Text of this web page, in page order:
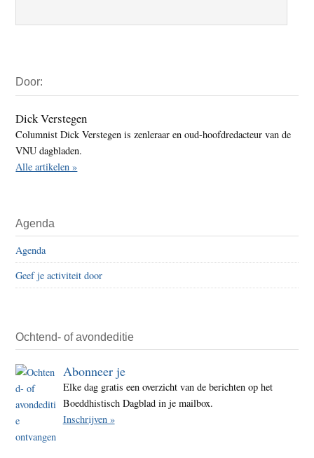
Sidebar
Door:
Dick Verstegen
Columnist Dick Verstegen is zenleraar en oud-hoofdredacteur van de
VNU dagbladen.
Alle artikelen »
Agenda
Agenda
Geef je activiteit door
Ochtend- of avondeditie
Abonneer je
Elke dag gratis een overzicht van de berichten op het
Boeddhistisch Dagblad in je mailbox.
Inschrijven »